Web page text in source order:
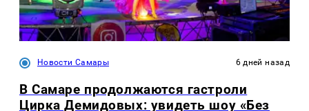
Новости Самары 6 дней назад
В Самаре продолжаются гастроли
Цирка Демидовых: увидеть шоу «Без